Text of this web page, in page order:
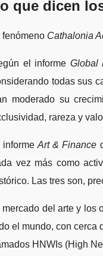
que dicen
fenómeno Cathalonia
el informe Global
todas sus
moderado su
rareza y
informeArt & Finance
vez más como
Las tres son,
mercado del arte y los
el mundo, con cerca
HNWIs (High